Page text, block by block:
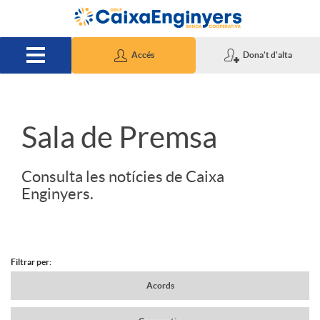
Salta al contingut principal
Accés Dona't d'alta
S
d
Sala de Premsa
Consulta les notícies de Caixa
Enginyers.
N
Filtrar per:
Acords